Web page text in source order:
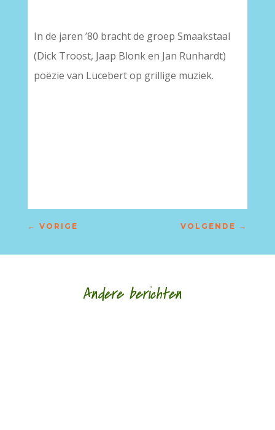
In de jaren ’80 bracht de groep Smaakstaal
(Dick Troost, Jaap Blonk en Jan Runhardt)
poëzie van Lucebert op grillige muziek.
← VORIGE VOLGENDE →
Andere berichten